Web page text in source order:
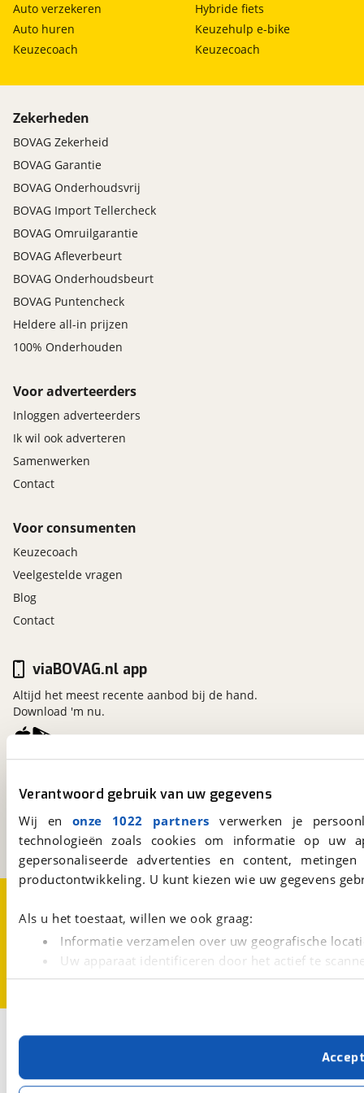
Verantwoord gebruik van uw gegevens
Wij en onze 1022 partners verwerken je
technologieën zoals cookies om informatie op
gepersonaliseerde advertenties en content,
productontwikkeling. U kunt kiezen wie uw gegevens
Als u het toestaat, willen we ook graag:
Informatie verzamelen over uw geografische
Uw apparaat identificeren door het actief te
Lees meer over hoe uw persoonlijke gegevens worden
Met cookies en vergelijkbare technieken zorgen we
cookies zorgen ervoor dat de website goed werkt.
verbeteren. We tonen je graag relevante advertenties
Auto verzekeren
Auto huren
Keuzecoach
Hybride fiets
Keuzehulp e-bike
Keuzecoach
Zekerheden
BOVAG Zekerheid
BOVAG Garantie
BOVAG Onderhoudsvrij
BOVAG Import Tellercheck
BOVAG Omruilgarantie
BOVAG Afleverbeurt
BOVAG Onderhoudsbeurt
BOVAG Puntencheck
Heldere all-in prijzen
100% Onderhouden
Voor adverteerders
Inloggen adverteerders
Ik wil ook adverteren
Samenwerken
Contact
Voor consumenten
Keuzecoach
Veelgestelde vragen
Blog
Contact
Kosterijland15
Een initiatief van
BOVAG
viaBOVAG.nl app
Altijd het meest recente aanbod bij de hand.
Download 'm nu.
Cookievoorkeuren
Vacatures